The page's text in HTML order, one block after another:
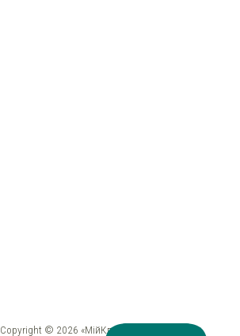
Copyright © 2026 «МійКлас»